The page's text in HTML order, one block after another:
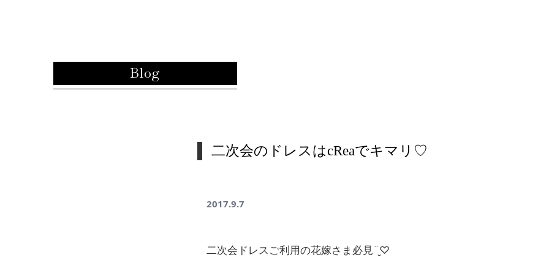
Blog
二次会のドレスはcReaでキマリ♡
2017.9.7
二次会ドレスご利用の花嫁さま必見¨̮♡︎